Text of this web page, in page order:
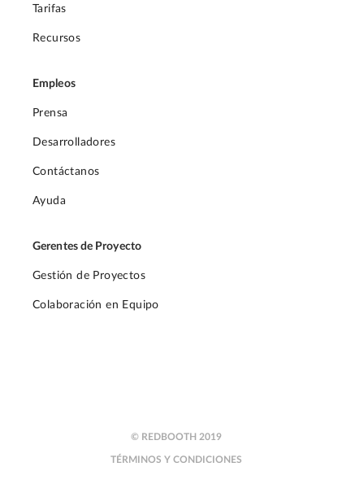
Tarifas
Recursos
Empleos
Prensa
Desarrolladores
Contáctanos
Ayuda
Gerentes de Proyecto
Gestión de Proyectos
Colaboración en Equipo
© REDBOOTH 2019
TÉRMINOS Y CONDICIONES